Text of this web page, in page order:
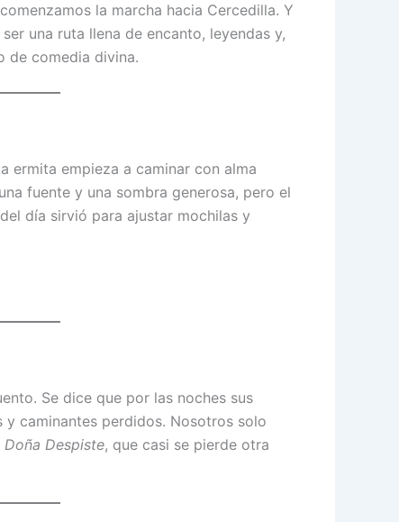
la marcha hacia Cercedilla. Y
una ruta llena de encanto, leyendas y,
de comedia divina.
ermita empieza a caminar con alma
fuente y una sombra generosa, pero el
día sirvió para ajustar mochilas y
Se dice que por las noches sus
caminantes perdidos. Nosotros solo
Doña Despiste, que casi se pierde otra